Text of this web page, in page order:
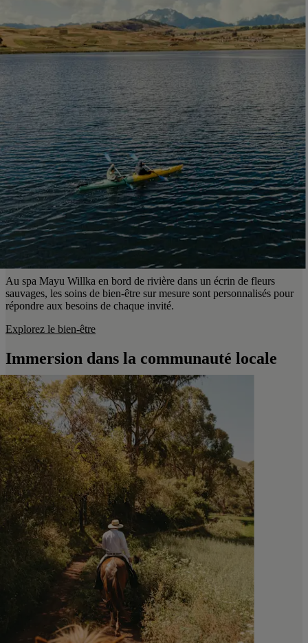
Au spa Mayu Willka en bord de rivière dans un écrin de fleurs
sauvages, les soins de bien-être sur mesure sont personnalisés pour
répondre aux besoins de chaque invité.
Explorez le bien-être
Immersion dans la communauté locale